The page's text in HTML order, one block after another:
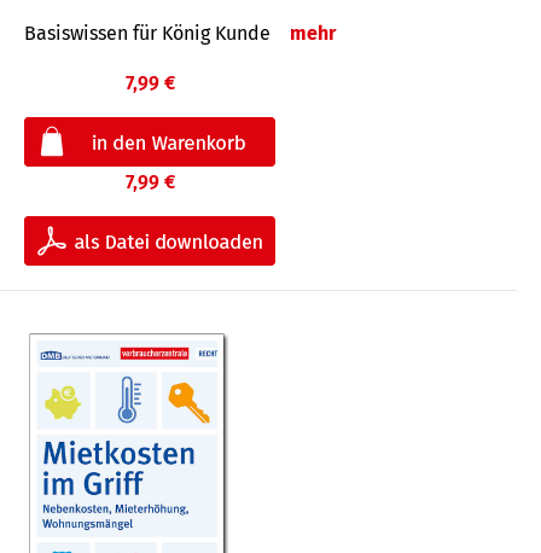
Basiswissen für König Kunde mehr
7,99 €
7,99 €